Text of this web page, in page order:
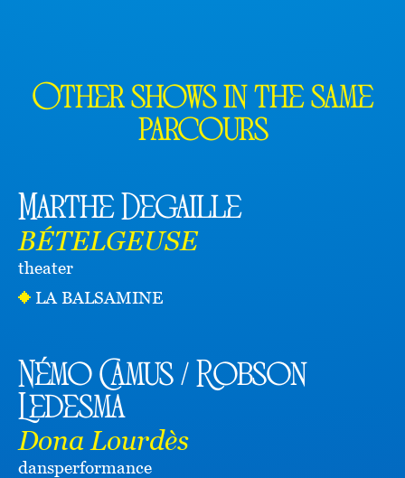
Other shows in the same
parcours
Marthe Degaille
BÉTELGEUSE
theater
LA BALSAMINE
Némo Camus / Robson
Ledesma
Dona Lourdès
dansperformance